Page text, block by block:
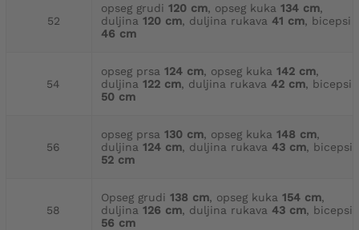
52
opseg grudi 120 cm, opseg kuka 134 cm,
duljina 120 cm, duljina rukava 41 cm, bicepsi
46 cm
54
opseg prsa 124 cm, opseg kuka 142 cm,
duljina 122 cm, duljina rukava 42 cm, bicepsi
50 cm
56
opseg prsa 130 cm, opseg kuka 148 cm,
duljina 124 cm, duljina rukava 43 cm, bicepsi
52 cm
58
Opseg grudi 138 cm, opseg kuka 154 cm,
duljina 126 cm, duljina rukava 43 cm, bicepsi
56 cm